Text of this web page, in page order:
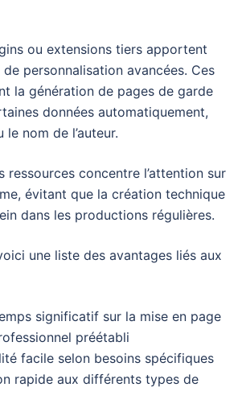
ou extensions tiers apportent
personnalisation avancées. Ces
la génération de pages de garde
données automatiquement,
nom de l’auteur.
ressources concentre l’attention sur
évitant que la création technique
dans les productions régulières.
une liste des avantages liés aux
significatif sur la mise en page
préétabli
facile selon besoins spécifiques
rapide aux différents types de